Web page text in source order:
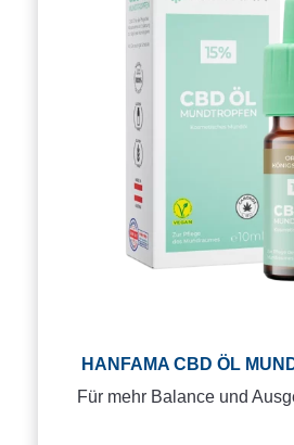
HANFAMA CBD ÖL
Für mehr Balance und